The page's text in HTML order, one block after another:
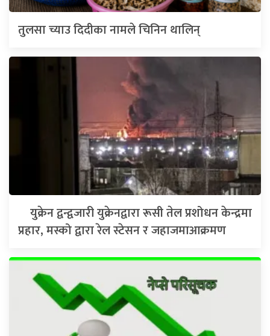
तुलसा च्याउ दिदीका नामले चिनिन थालिन्
युक्रेन द्वन्द्वजारी युक्रेनद्वारा रूसी तेल प्रशोधन केन्द्रमा
प्रहार, मस्को द्वारा रेल स्टेसन र जहाजमाआक्रमण